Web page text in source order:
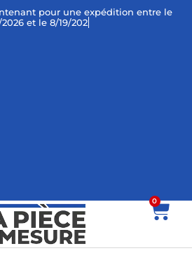
pour une expédition entre le
et le 8/19/2026 !
0